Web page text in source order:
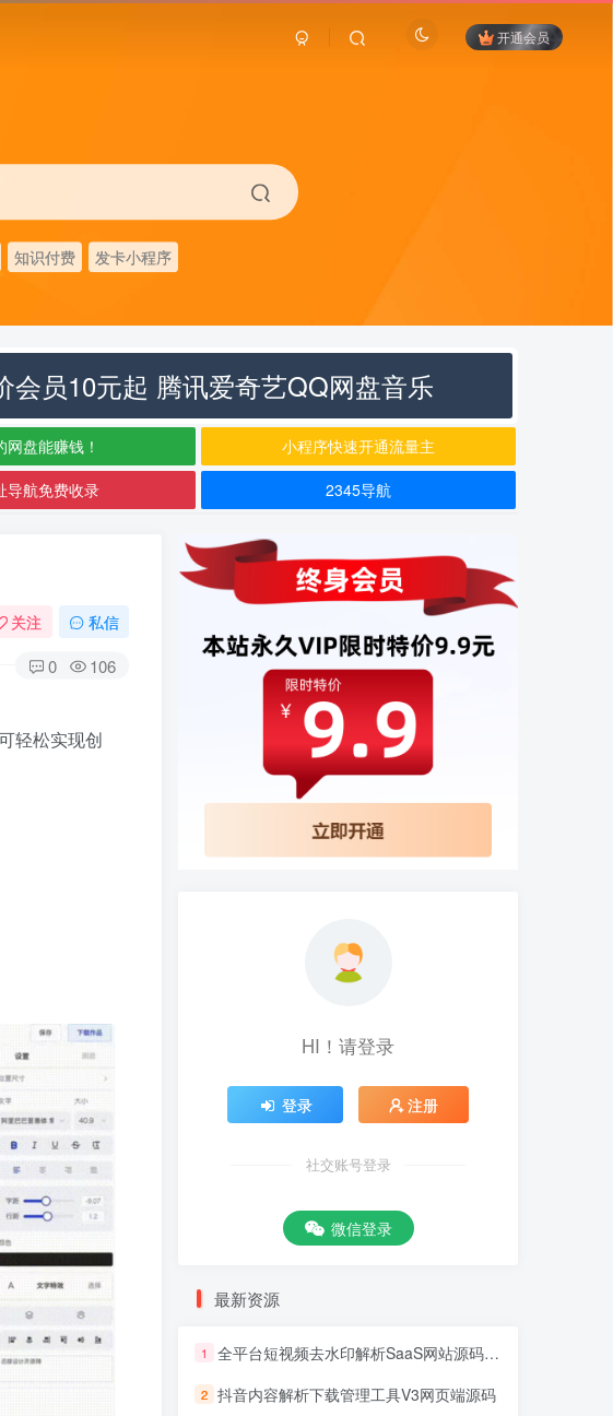
开通会员
知识付费 发卡小程序
会员10元起 腾讯爱奇艺QQ网盘音乐
网盘能赚钱！ 小程序快速开通流量主
导航免费收录 2345导航
关注 私信
0 106
轻松实现创
HI！请登录
登录 注册
社交账号登录
微信登录
最新资源
1 全平台短视频去水印解析SaaS网站源码 去水印api总站开源版本
2 抖音内容解析下载管理工具V3网页端源码